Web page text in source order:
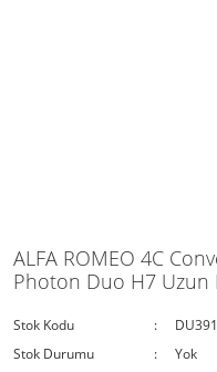
ALFA ROMEO 4C
Photon Duo H7 Uzun
Stok Kodu
Stok Durumu
Yok